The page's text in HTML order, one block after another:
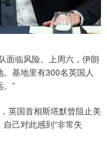
面临风险。上周六，伊朗
基地里有300名英国人
。”
英国首相斯塔默曾阻止美
己对此感到“非常失